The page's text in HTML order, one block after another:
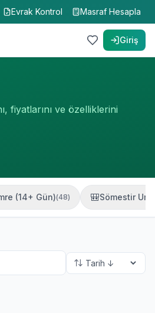
Evrak Kontrol Masraf Hesapla
Giriş
fiyatlarını ve özelliklerini
(14+ Gün)(48) 🎒Sömestir